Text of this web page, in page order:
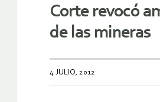
Corte revocó
de las mineras
4 JULIO, 2012